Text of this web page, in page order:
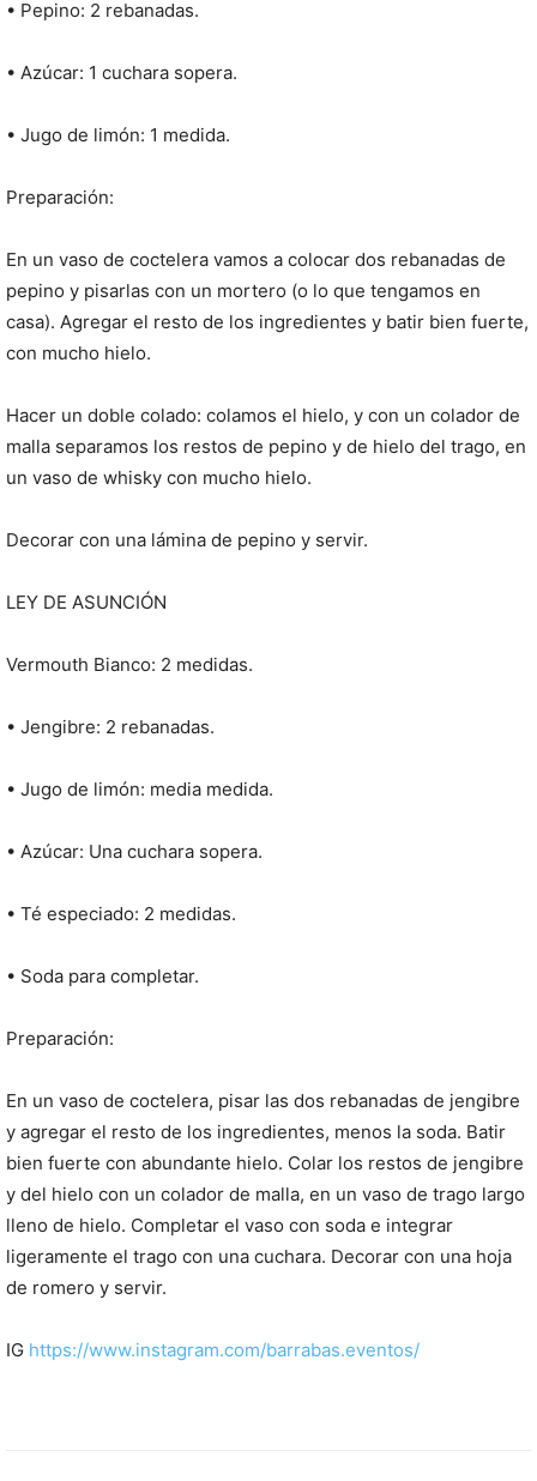
• Pepino: 2 rebanadas.
• Azúcar: 1 cuchara sopera.
• Jugo de limón: 1 medida.
Preparación:
En un vaso de coctelera vamos a colocar dos rebanadas de
pepino y pisarlas con un mortero (o lo que tengamos en
casa). Agregar el resto de los ingredientes y batir bien fuerte,
con mucho hielo.
Hacer un doble colado: colamos el hielo, y con un colador de
malla separamos los restos de pepino y de hielo del trago, en
un vaso de whisky con mucho hielo.
Decorar con una lámina de pepino y servir.
LEY DE ASUNCIÓN
Vermouth Bianco: 2 medidas.
• Jengibre: 2 rebanadas.
• Jugo de limón: media medida.
• Azúcar: Una cuchara sopera.
• Té especiado: 2 medidas.
• Soda para completar.
Preparación:
En un vaso de coctelera, pisar las dos rebanadas de jengibre
y agregar el resto de los ingredientes, menos la soda. Batir
bien fuerte con abundante hielo. Colar los restos de jengibre
y del hielo con un colador de malla, en un vaso de trago largo
lleno de hielo. Completar el vaso con soda e integrar
ligeramente el trago con una cuchara. Decorar con una hoja
de romero y servir.
IG https://www.instagram.com/barrabas.eventos/